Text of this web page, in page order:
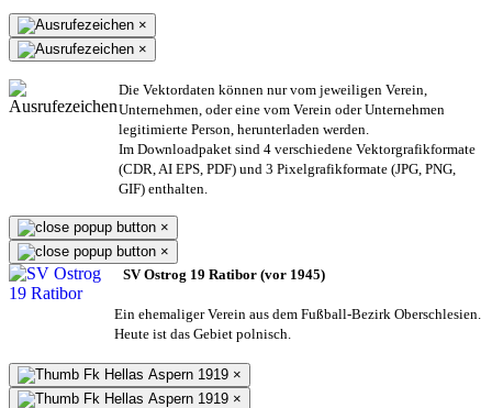
×
×
Die Vektordaten können nur vom jeweiligen Verein,
Unternehmen, oder eine vom Verein oder Unternehmen
legitimierte Person, herunterladen werden.
Im Downloadpaket sind 4 verschiedene Vektorgrafikformate
(CDR, AI EPS, PDF) und 3 Pixelgrafikformate (JPG, PNG,
GIF) enthalten.
×
×
SV Ostrog 19 Ratibor (vor 1945)
Ein ehemaliger Verein aus dem Fußball-Bezirk Oberschlesien.
Heute ist das Gebiet polnisch.
×
×